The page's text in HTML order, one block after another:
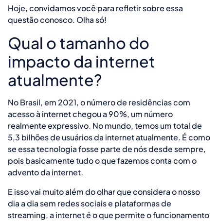
Hoje, convidamos você para refletir sobre essa
questão conosco. Olha só!
Qual o tamanho do
impacto da internet
atualmente?
No Brasil, em 2021, o número de residências com
acesso à internet chegou a 90%, um número
realmente expressivo. No mundo, temos um total de
5,3 bilhões de usuários da internet atualmente. É como
se essa tecnologia fosse parte de nós desde sempre,
pois basicamente tudo o que fazemos conta com o
advento da internet.
E isso vai muito além do olhar que considera o nosso
dia a dia sem redes sociais e plataformas de
streaming, a internet é o que permite o funcionamento